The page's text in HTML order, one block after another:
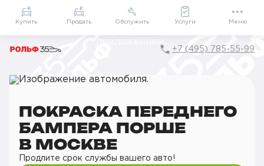
Приложение
Мой РОЛЬФ
Подарки внутри
+7 (495) 785-55-99
Главная
РОЛЬФ Сервис
Сервис Porsche
Кузовной ремонт
Покраска деталей кузова
Покраска переднего бампера
ПОКРАСКА ПЕРЕДНЕГО
БАМПЕРА ПОРШЕ
В МОСКВЕ
Продлите срок службы вашего авто!
Купить Продать Обслужить Услуги Меню